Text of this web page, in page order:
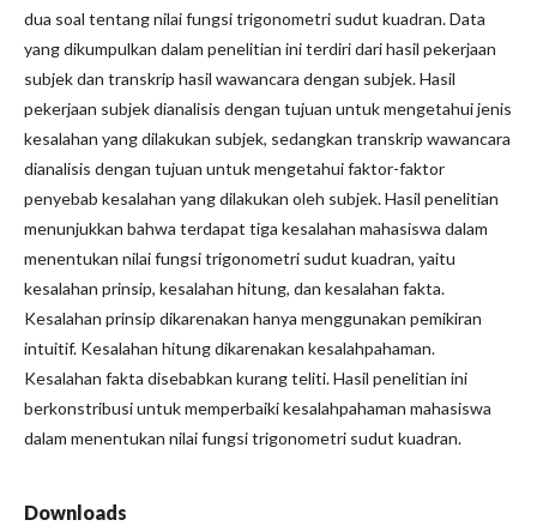
dua soal tentang nilai fungsi trigonometri sudut kuadran. Data
yang dikumpulkan dalam penelitian ini terdiri dari hasil pekerjaan
subjek dan transkrip hasil wawancara dengan subjek. Hasil
pekerjaan subjek dianalisis dengan tujuan untuk mengetahui jenis
kesalahan yang dilakukan subjek, sedangkan transkrip wawancara
dianalisis dengan tujuan untuk mengetahui faktor-faktor
penyebab kesalahan yang dilakukan oleh subjek. Hasil penelitian
menunjukkan bahwa terdapat tiga kesalahan mahasiswa dalam
menentukan nilai fungsi trigonometri sudut kuadran, yaitu
kesalahan prinsip, kesalahan hitung, dan kesalahan fakta.
Kesalahan prinsip dikarenakan hanya menggunakan pemikiran
intuitif. Kesalahan hitung dikarenakan kesalahpahaman.
Kesalahan fakta disebabkan kurang teliti. Hasil penelitian ini
berkonstribusi untuk memperbaiki kesalahpahaman mahasiswa
dalam menentukan nilai fungsi trigonometri sudut kuadran.
Downloads